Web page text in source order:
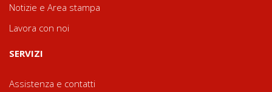
Notizie e Area stampa
Lavora con noi
SERVIZI
Assistenza e contatti